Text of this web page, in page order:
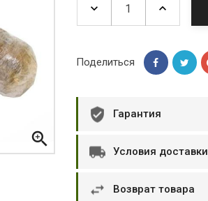
все
Тимур B.Д.
Оформляют заказ и доставляют

Поделиться
Гарантия
Условия доставки
Возврат товара